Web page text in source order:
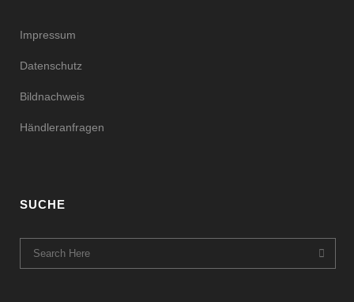
Impressum
Datenschutz
Bildnachweis
Händleranfragen
SUCHE